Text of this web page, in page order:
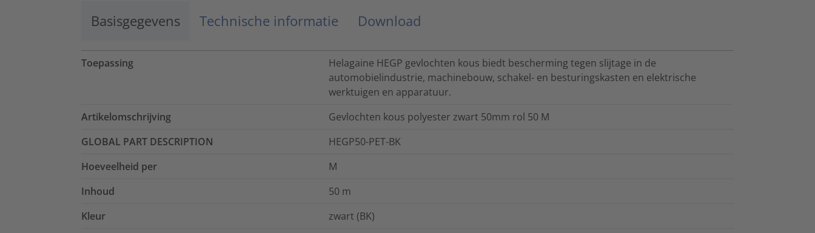
Basisgegevens Technische informatie Download
Toepassing
Helagaine HEGP gevlochten kous biedt bescherming tegen slijtage in de
automobielindustrie, machinebouw, schakel- en besturingskasten en elektrische
werktuigen en apparatuur.
Artikelomschrijving
Gevlochten kous polyester zwart 50mm rol 50 M
GLOBAL PART DESCRIPTION
HEGP50-PET-BK
Hoeveelheid per
M
Inhoud
50 m
Kleur
zwart (BK)